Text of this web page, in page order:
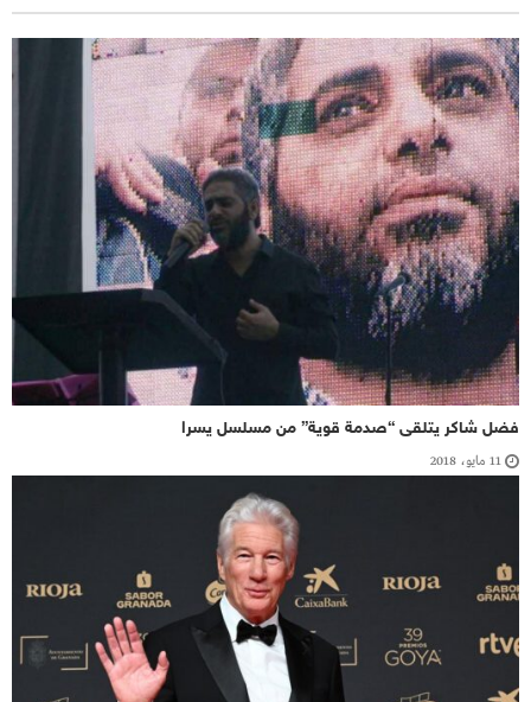
فضل شاكر يتلقى “صدمة قوية” من مسلسل يسرا
11 مايو، 2018